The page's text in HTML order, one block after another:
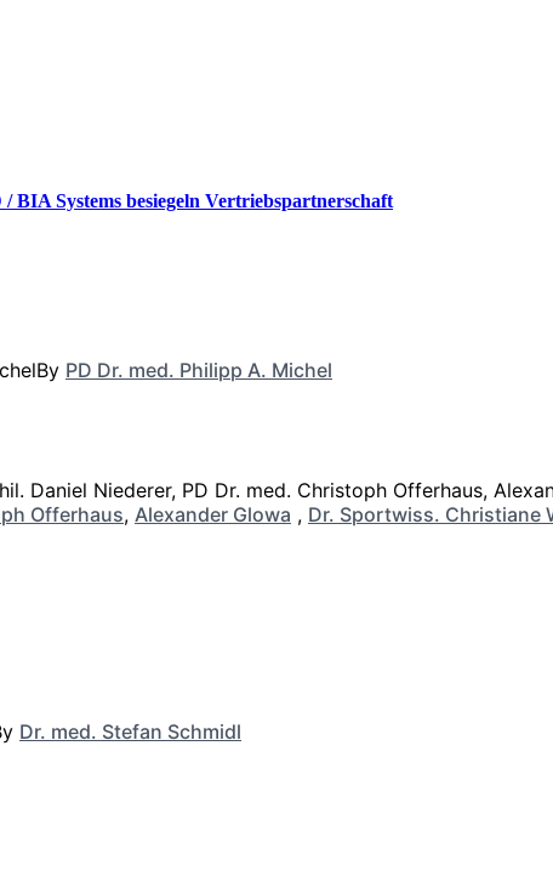
Systems besiegeln Vertriebspartnerschaft
By PD Dr. med. Philipp A. Michel
Offerhaus, Alexander Glowa , Dr. Sportwiss. Christiane
Dr. med. Stefan Schmidl